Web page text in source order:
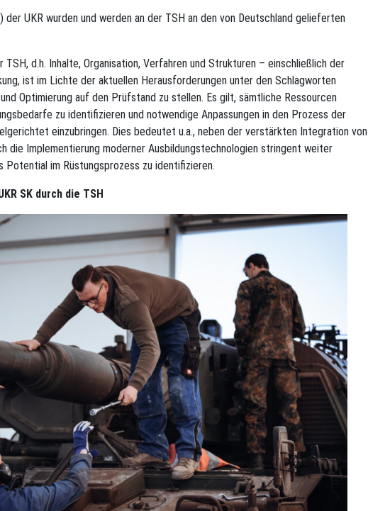
UKR wurden und werden an der TSH an den von Deutschland gelieferten
TSH, d.h. Inhalte, Organisation, Verfahren und Strukturen – einschließlich der
ist im Lichte der aktuellen Herausforderungen unter den Schlagworten
Optimierung auf den Prüfstand zu stellen. Es gilt, sämtliche Ressourcen
zu identifizieren und notwendige Anpassungen in den Prozess der
einzubringen. Dies bedeutet u.a., neben der verstärkten Integration von
die Implementierung moderner Ausbildungstechnologien stringent weiter
Potential im Rüstungsprozess zu identifizieren.
SK durch die TSH